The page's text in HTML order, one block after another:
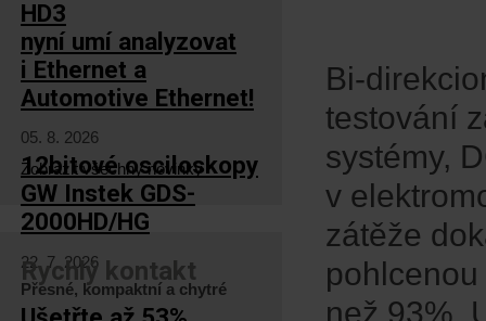
Bi-
testování
systémy,
v
zátěže
než 93%.
HD3
nyní umí analyzovat
i Ethernet a
Automotive Ethernet!
05. 8. 2026
12bitové osciloskopy
GW Instek GDS-
2000HD/HG
22. 7. 2026
Přesné, kompaktní a chytré
Zobrazit všechny novinky
Rychlý kontakt